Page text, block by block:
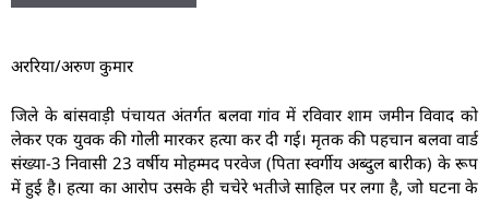
अररिया/अरुण कुमार
जिले के बांसवाड़ी पंचायत अंतर्गत बलवा गांव में रविवार शाम जमीन विवाद को
लेकर एक युवक की गोली मारकर हत्या कर दी गई। मृतक की पहचान बलवा वार्ड
संख्या-3 निवासी 23 वर्षीय मोहम्मद परवेज (पिता स्वर्गीय अब्दुल बारीक) के रूप
में हुई है। हत्या का आरोप उसके ही चचेरे भतीजे साहिल पर लगा है, जो घटना के